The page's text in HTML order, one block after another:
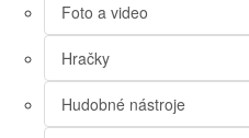
Foto a video
Hračky
Hudobné nástroje